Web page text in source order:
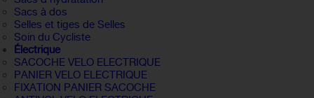
Sacs à dos
Selles et tiges de Selles
Soin du Cycliste
Électrique
SACOCHE VELO ELECTRIQUE
PANIER VELO ELECTRIQUE
FIXATION PANIER SACOCHE